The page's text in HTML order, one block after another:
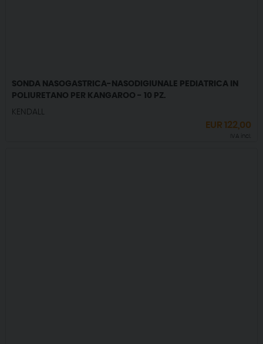
SONDA NASOGASTRICA-NASODIGIUNALE PEDIATRICA IN
POLIURETANO PER KANGAROO - 10 PZ.
KENDALL
EUR122,00
IVA incl.